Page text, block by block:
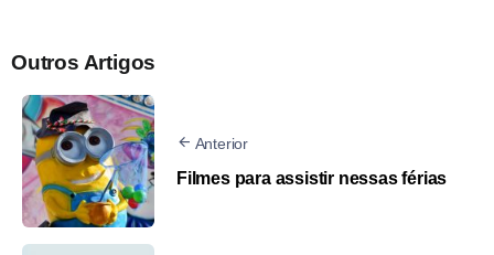
Outros Artigos
Anterior
Filmes para assistir nessas férias